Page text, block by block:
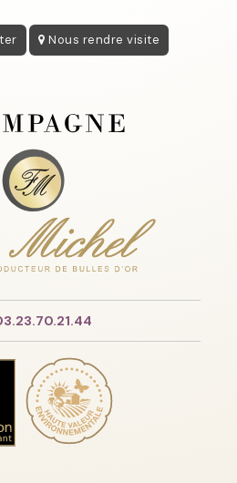
Nous rendre visite